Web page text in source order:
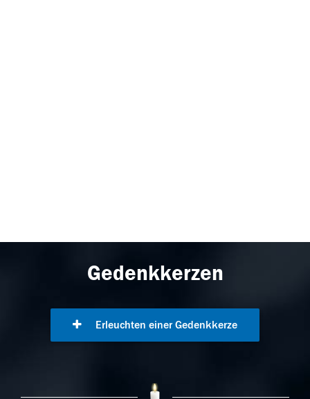
Gedenkkerzen
Erleuchten einer Gedenkkerze